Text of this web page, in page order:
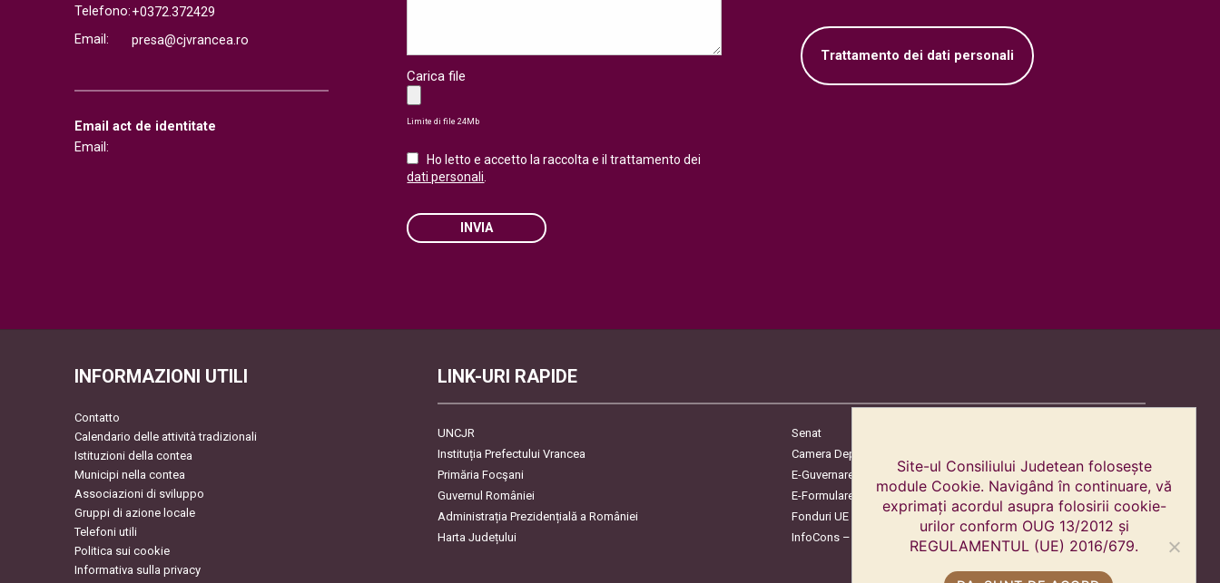
Telefono:+0372.372429
Email:
presa@cjvrancea.ro
Email act de identitate
Email:
Trattamento dei dati personali
Carica file
Limite di file 24Mb
Ho letto e accetto la raccolta e il trattamento dei
dati personali.
INVIA
INFORMAZIONI UTILI
Contatto
Calendario delle attività tradizionali
Istituzioni della contea
Municipi nella contea
Associazioni di sviluppo
Gruppi di azione locale
Telefoni utili
Politica sui cookie
Informativa sulla privacy
LINK-URI RAPIDE
UNCJR
Senat
Instituția Prefectului Vrancea
Camera Deputaților
Primăria Focşani
E-Guvernare
Guvernul României
E-Formulare
Administrația Prezidențială a României
Fonduri UE
Harta Județului
InfoCons – Protecția Consumatorilor
Site-ul Consiliului Judetean folosește
module Cookie. Navigând în continuare, vă
exprimați acordul asupra folosirii cookie-
urilor conform OUG 13/2012 și
REGULAMENTUL (UE) 2016/679.